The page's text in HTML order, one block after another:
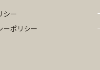
シー
ーポリシー